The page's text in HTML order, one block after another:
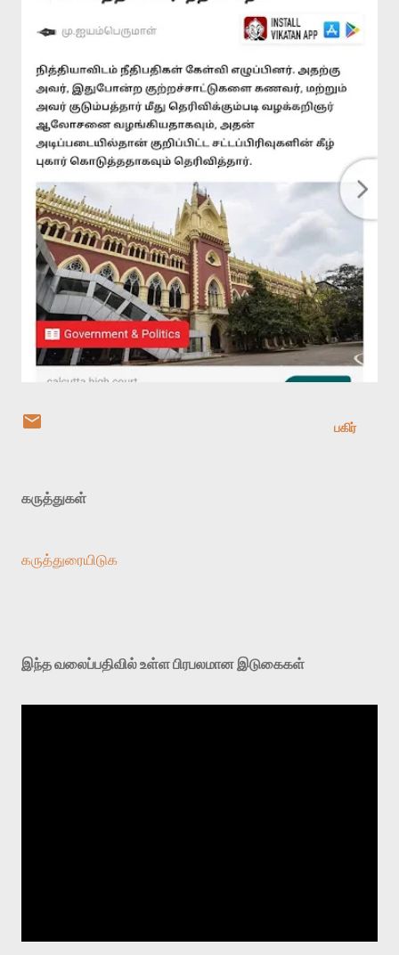
பகிர்
கருத்துகள்
கருத்துரையிடுக
இந்த வலைப்பதிவில் உள்ள பிரபலமான இடுகைகள்